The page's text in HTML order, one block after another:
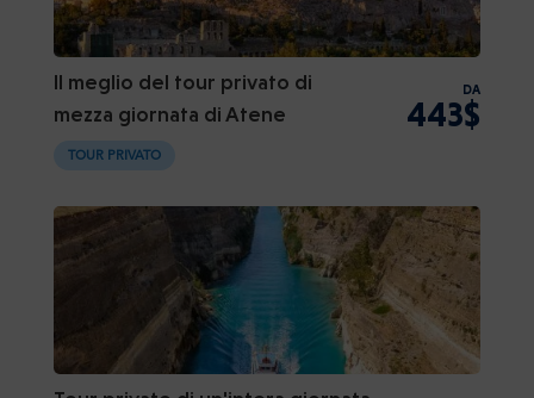
Il meglio del tour privato di
mezza giornata di Atene
DA
443$
TOUR PRIVATO